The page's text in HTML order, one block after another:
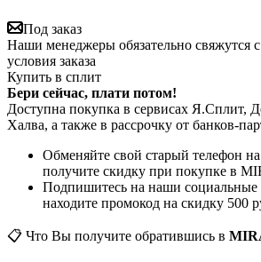
Под заказ
Наши менеджеры обязательно свяжутся
условия заказа
Купить в сплит
Бери сейчас, плати потом!
Доступна покупка в сервисах Я.Сплит,
Халва, а также в рассрочку от банков-
Обменяйте свой старый телефон
получите скидку при покупке в
Подпишитесь на наши социальные
находите промокод на скидку 500
📋 Что Вы получите обратившись в